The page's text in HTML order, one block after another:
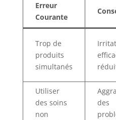
Erreur
Courante
Trop de
produits
simultanés
Utiliser
des soins
non
des